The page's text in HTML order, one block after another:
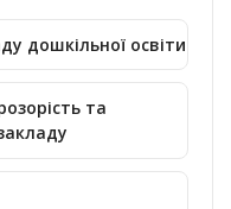
дошкільної освіти
та